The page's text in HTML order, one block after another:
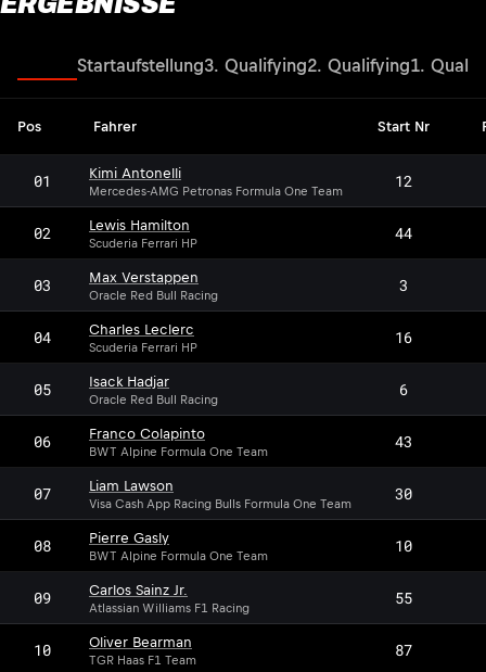
Startaufstellung3. Qualifying2. Qualifying1.
Pos Fahrer Start Nr
01 Kimi Antonelli
Mercedes-AMG Petronas Formula One Team 12
02 Lewis Hamilton
Scuderia Ferrari HP 44
03 Max Verstappen
Oracle Red Bull Racing 3
04 Charles Leclerc
Scuderia Ferrari HP 16
05 Isack Hadjar
Oracle Red Bull Racing 6
06 Franco Colapinto
BWT Alpine Formula One Team 43
07 Liam Lawson
Visa Cash App Racing Bulls Formula One Team 30
08 Pierre Gasly
BWT Alpine Formula One Team 10
09 Carlos Sainz Jr.
Atlassian Williams F1 Racing 55
10 Oliver Bearman
TGR Haas F1 Team 87